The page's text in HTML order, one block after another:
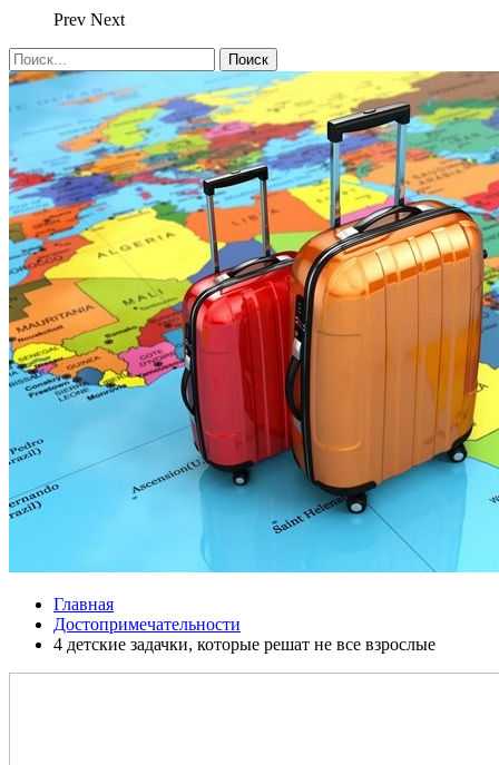
Prev Next
Главная
Достопримечательности
4 детские задачки, которые решат не все взрослые